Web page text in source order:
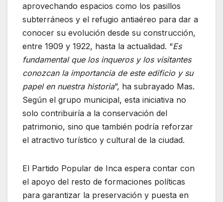
aprovechando espacios como los pasillos
subterráneos y el refugio antiaéreo para dar a
conocer su evolución desde su construcción,
entre 1909 y 1922, hasta la actualidad. “Es
fundamental que los inqueros y los visitantes
conozcan la importancia de este edificio y su
papel en nuestra historia”, ha subrayado Mas.
Según el grupo municipal, esta iniciativa no
solo contribuiría a la conservación del
patrimonio, sino que también podría reforzar
el atractivo turístico y cultural de la ciudad.
El Partido Popular de Inca espera contar con
el apoyo del resto de formaciones políticas
para garantizar la preservación y puesta en